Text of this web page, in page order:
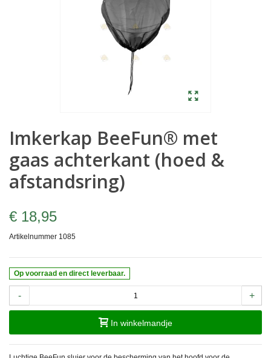
Imkerkap BeeFun® met
gaas achterkant (hoed &
afstandsring)
€ 18,95
Artikelnummer 1085
Op voorraad en direct leverbaar.
- +
In winkelmandje